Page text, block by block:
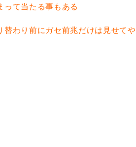
って当たる事もある
わり前にガセ前兆だけは見せてや